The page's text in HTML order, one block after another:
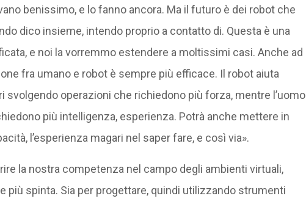
benissimo, e lo fanno ancora. Ma il futuro è dei robot che
dico insieme, intendo proprio a contatto di. Questa è una
e noi la vorremmo estendere a moltissimi casi. Anche ad
fra umano e robot è sempre più efficace. Il robot aiuta
svolgendo operazioni che richiedono più forza, mentre l’uomo
più intelligenza, esperienza. Potrà anche mettere in
l’esperienza magari nel saper fare, e così via».
la nostra competenza nel campo degli ambienti virtuali,
più spinta. Sia per progettare, quindi utilizzando strumenti